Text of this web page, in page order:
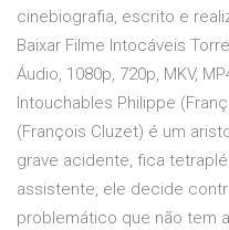
cinebiografia, escrito e
Baixar Filme Intocáveis
Áudio, 1080p, 720p, MKV,
Intouchables Philippe
(François Cluzet) é um
grave acidente, fica
assistente, ele decide
problemático que não tem